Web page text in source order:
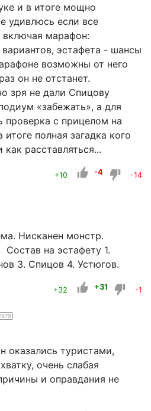
и в итоге мощно
удивлюсь если все
включая марафон:
эстафета - шансы
возможны от него
он не отстанет.
зря не дали Спицову
«забежать», а для
проверка с прицелом на
полная загадка кого
как расставляться...
+10 -4 -14
Нисканен монстр.
на эстафету 1.
3. Спицов 4. Устюгов.
+32 +31 -1
туристами,
очень слабая
и оправдания не